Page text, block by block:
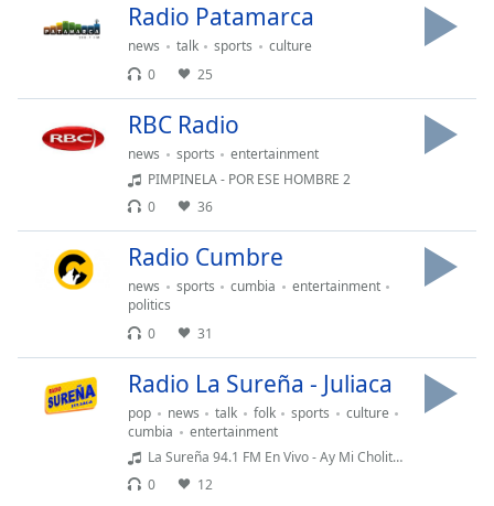
Picture-
This
Beginning
cancel
Radio Patamarca
news talk sports
culture
0
25
RBC Radio
news sports
entertainment
PIMPINELA - POR ESE HOMBRE 2
0
36
Radio Cumbre
news sports cumbia
entertainment
politics
0
31
Radio La Sureña - Juliaca
pop news talk folk sports
culture
cumbia
entertainment
La Sureña 94.1 FM En Vivo - Ay Mi Cholita José Rivera
0
12